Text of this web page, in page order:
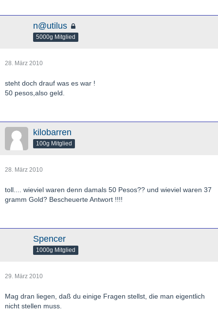
n@utilus
5000g Mitglied
28. März 2010
steht doch drauf was es war !
50 pesos,also geld.
kilobarren
100g Mitglied
28. März 2010
toll.... wieviel waren denn damals 50 Pesos?? und wieviel waren 37
gramm Gold? Bescheuerte Antwort !!!!
Spencer
1000g Mitglied
29. März 2010
Mag dran liegen, daß du einige Fragen stellst, die man eigentlich
nicht stellen muss.